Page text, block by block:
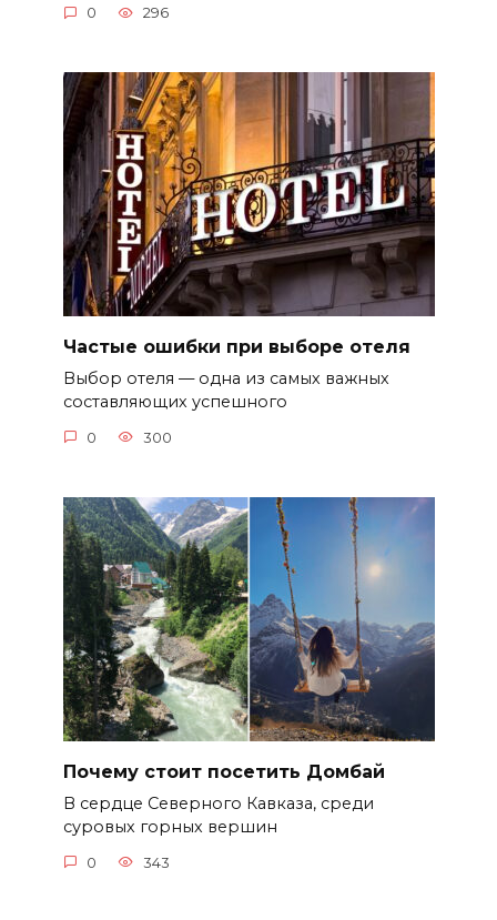
0 296
Частые ошибки при выборе отеля
Выбор отеля — одна из самых важных
составляющих успешного
0 300
Почему стоит посетить Домбай
В сердце Северного Кавказа, среди
суровых горных вершин
0 343